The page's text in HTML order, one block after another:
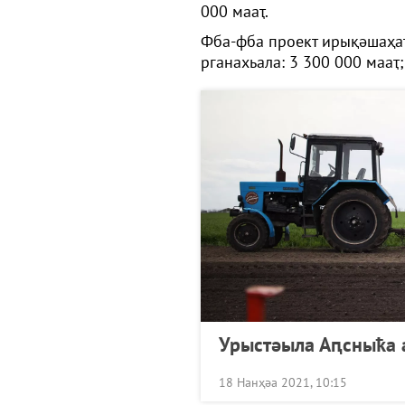
000 мааҭ.
Фба-фба проект
рганахьала: 3 300 000
Урыстәыла Аԥсныҟа
18 Нанҳәа 2021, 10:15